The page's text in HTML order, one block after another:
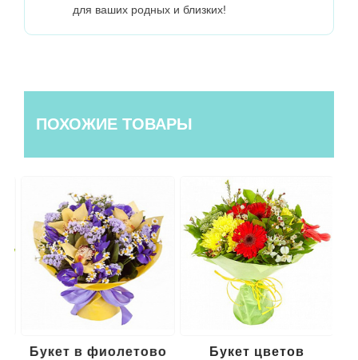
для ваших родных и близких!
ПОХОЖИЕ ТОВАРЫ
Букет в фиолетово
Букет цветов